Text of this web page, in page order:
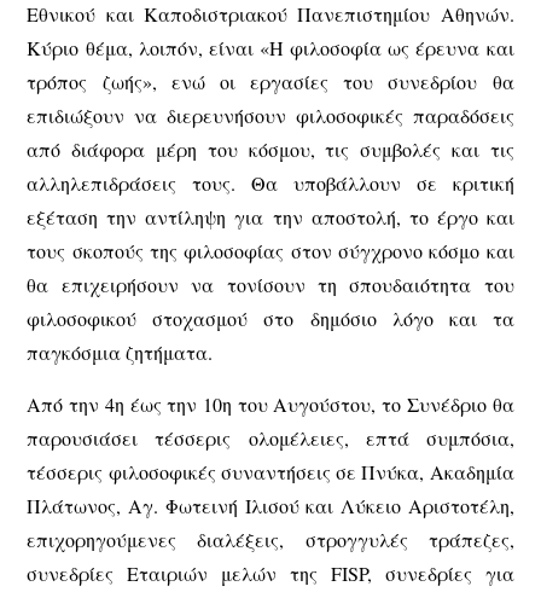
Εθνικού και Καποδιστριακού Πανεπιστημίου Αθηνών.
Κύριο θέμα, λοιπόν, είναι «Η φιλοσοφία ως έρευνα και
τρόπος ζωής», ενώ οι εργασίες του συνεδρίου θα
επιδιώξουν να διερευνήσουν φιλοσοφικές παραδόσεις
από διάφορα μέρη του κόσμου, τις συμβολές και τις
αλληλεπιδράσεις τους. Θα υποβάλλουν σε κριτική
εξέταση την αντίληψη για την αποστολή, το έργο και
τους σκοπούς της φιλοσοφίας στον σύγχρονο κόσμο και
θα επιχειρήσουν να τονίσουν τη σπουδαιότητα του
φιλοσοφικού στοχασμού στο δημόσιο λόγο και τα
παγκόσμια ζητήματα.
Από την 4η έως την 10η του Αυγούστου, το Συνέδριο θα
παρουσιάσει τέσσερις ολομέλειες, επτά συμπόσια,
τέσσερις φιλοσοφικές συναντήσεις σε Πνύκα, Ακαδημία
Πλάτωνος, Αγ. Φωτεινή Ιλισού και Λύκειο Αριστοτέλη,
επιχορηγούμενες διαλέξεις, στρογγυλές τράπεζες,
συνεδρίες Εταιριών μελών της FISP, συνεδρίες για